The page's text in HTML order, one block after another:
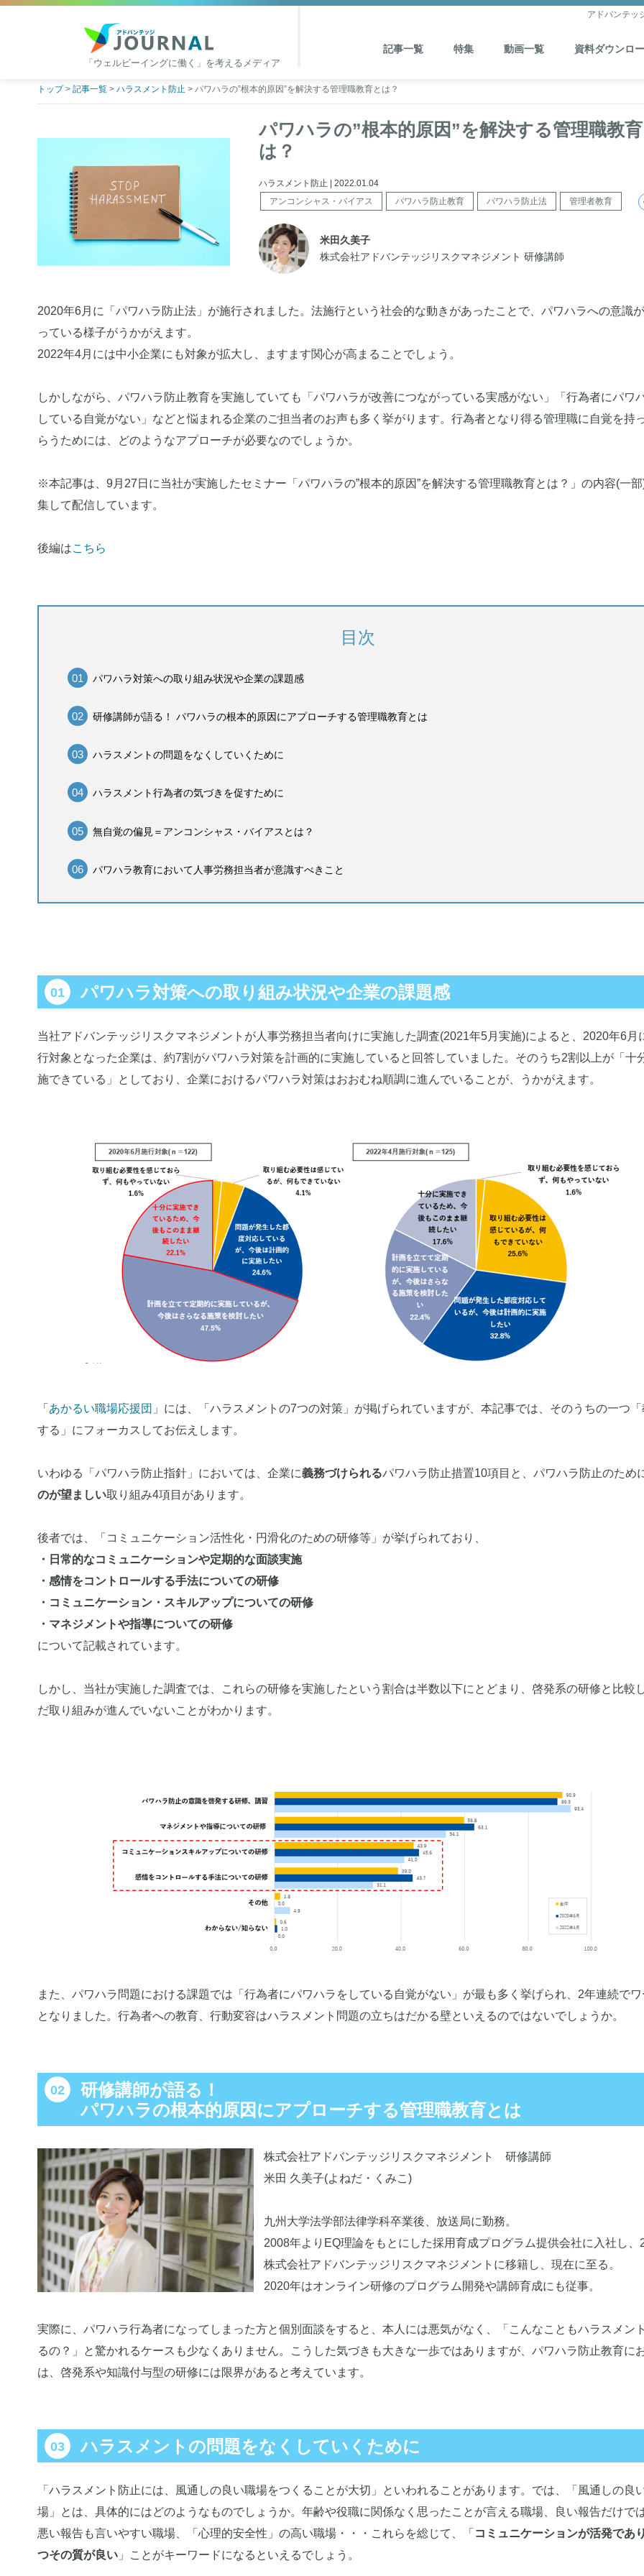
「ウェルビーイングに働く」を考えるメディア
アドバンテッ
記事一覧 特集 動画一覧 資料ダウンロ
トップ> 記事一覧 > ハラスメント防止 > パワハラの”根本的原因”を解決する管理職教育とは？
パワハラの”根本的原因”を解決する管理職教
は？
ハラスメント防止 | 2022.01.04
アンコンシャス・バイアス
パワハラ防止教育 パワハラ防止法 管理者教育
米田久美子
株式会社アドバンテッジリスクマネジメント 研修講師
2020年6月に「パワハラ防止法」が施行されました。法施行という社会的な動きがあったことで、パワハラへの意識
っている様子がうかがえます。
2022年4月には中小企業にも対象が拡大し、ますます関心が高まることでしょう。
しかしながら、パワハラ防止教育を実施していても「パワハラが改善につながっている実感がない」「行為者にパワ
している自覚がない」などと悩まれる企業のご担当者のお声も多く挙がります。行為者となり得る管理職に自覚を持
らうためには、どのようなアプローチが必要なのでしょうか。
※本記事は、9月27日に当社が実施したセミナー「パワハラの”根本的原因”を解決する管理職教育とは？」の内容(一
集して配信しています。
後編はこちら
目次
パワハラ対策への取り組み状況や企業の課題感
研修講師が語る！ パワハラの根本的原因にアプローチする管理職教育とは
ハラスメントの問題をなくしていくために
ハラスメント行為者の気づきを促すために
無自覚の偏見＝アンコンシャス・バイアスとは？
パワハラ教育において人事労務担当者が意識すべきこと
パワハラ対策への取り組み状況や企業の課題感
当社アドバンテッジリスクマネジメントが人事労務担当者向けに実施した調査(2021年5月実施)によると、2020年6月
行対象となった企業は、約7割がパワハラ対策を計画的に実施していると回答していました。そのうち2割以上が「十
施できている」としており、企業におけるパワハラ対策はおおむね順調に進んでいることが、うかがえます。
「 あかるい職場応援団 」には、「ハラスメントの7つの対策」が掲げられていますが、本記事では、そのうちの一つ
する」にフォーカスしてお伝えします。
いわゆる「パワハラ防止指針」においては、企業に義務づけられるパワハラ防止措置10項目と、パワハラ防止のため
のが望ましい取り組み4項目があります。
後者では、「コミュニケーション活性化・円滑化のための研修等」が挙げられており、
・日常的なコミュニケーションや定期的な面談実施
・感情をコントロールする手法についての研修
・コミュニケーション・スキルアップについての研修
・マネジメントや指導についての研修
について記載されています。
しかし、当社が実施した調査では、これらの研修を実施したという割合は半数以下にとどまり、啓発系の研修と比較
だ取り組みが進んでいないことがわかります。
また、パワハラ問題における課題では「行為者にパワハラをしている自覚がない」が最も多く挙げられ、2年連続で
となりました。行為者への教育、行動変容はハラスメント問題の立ちはだかる壁といえるのではないでしょうか。
研修講師が語る！
パワハラの根本的原因にアプローチする管理職教育とは
株式会社アドバンテッジリスクマネジメント 研修講師
米田 久美子(よねだ・くみこ)
九州大学法学部法律学科卒業後、放送局に勤務。
2008年よりEQ理論をもとにした採用育成プログラム提供会社に入社し、
株式会社アドバンテッジリスクマネジメントに移籍し、現在に至る。
2020年はオンライン研修のプログラム開発や講師育成にも従事。
実際に、パワハラ行為者になってしまった方と個別面談をすると、本人には悪気がなく、「こんなこともハラスメン
るの？」と驚かれるケースも少なくありません。こうした気づきも大きな一歩ではありますが、パワハラ防止教育に
は、啓発系や知識付与型の研修には限界があると考えています。
ハラスメントの問題をなくしていくために
「ハラスメント防止には、風通しの良い職場をつくることが大切」といわれることがあります。では、「風通しの良
場」とは、具体的にはどのようなものでしょうか。年齢や役職に関係なく思ったことが言える職場、良い報告だけで
悪い報告も言いやすい職場、「心理的安全性」の高い職場・・・これらを総じて、「 コミュニケーションが活発であ
つその質が良い 」ことがキーワードになるといえるでしょう。